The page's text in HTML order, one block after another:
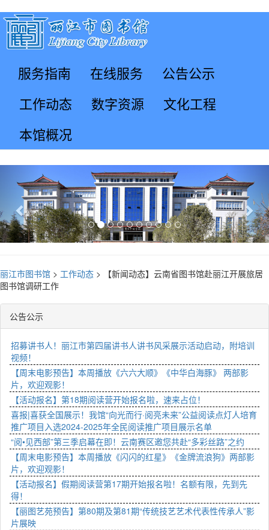
服务指南 在线服务
公告公示
工作动态
数字资源
文化工程
本馆概况
Previous
丽江市图书馆 > 工作动态 >
【新闻动态】云南省图书馆赴丽江开展旅居
图书馆调研工作
公告公示
招募讲书人！丽江市第四届讲书人讲书风采展示活动启动，附培训
视频！
【周末电影预告】本周播放《六六大顺》《中华白海豚》 两部影
片，欢迎观影！
【活动报名】第18期阅读营开始报名啦，速来占位！
喜报|喜获全国展示！我馆“向光而行·阅亮未来”公益阅读点灯人培育
推广项目入选2024-2025年全民阅读推广项目展示名单
“阅•见西部”第三季启幕在即！云南赛区邀您共赴“多彩丝路”之约
【周末电影预告】本周播放《闪闪的红星》《金牌流浪狗》两部影
片，欢迎观影！
【活动报名】假期阅读营第17期开始报名啦！名额有限，先到先
得！
【丽图艺苑预告】第80期及第81期“传统技艺艺术代表性传承人”影
片展映